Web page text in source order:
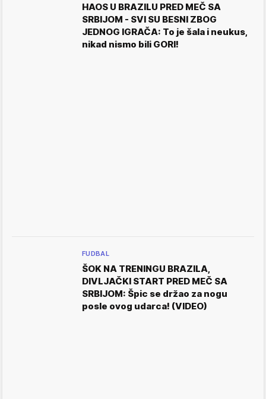
HAOS U BRAZILU PRED MEČ SA
SRBIJOM - SVI SU BESNI ZBOG
JEDNOG IGRAČA: To je šala i neukus,
nikad nismo bili GORI!
FUDBAL
ŠOK NA TRENINGU BRAZILA,
DIVLJAČKI START PRED MEČ SA
SRBIJOM: Špic se držao za nogu
posle ovog udarca! (VIDEO)